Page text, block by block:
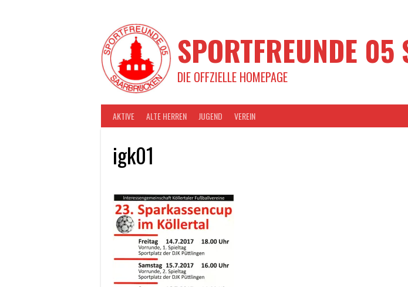
SPORTFREUNDE 05
DIE OFFZIELLE HOMEPAGE
AKTIVE ALTE HERREN JUGEND VEREIN
igk01